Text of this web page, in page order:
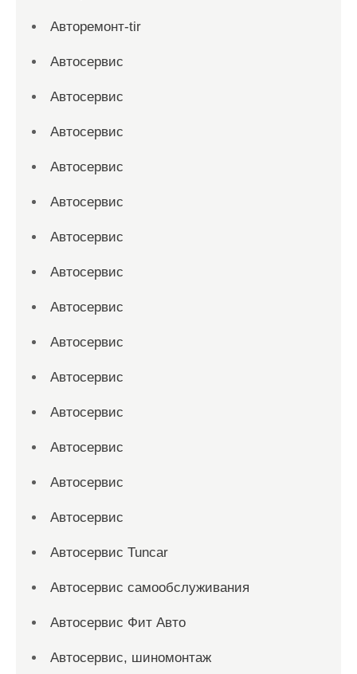
Авторемонт-tir
Автосервис
Автосервис
Автосервис
Автосервис
Автосервис
Автосервис
Автосервис
Автосервис
Автосервис
Автосервис
Автосервис
Автосервис
Автосервис
Автосервис
Автосервис Tuncar
Автосервис самообслуживания
Автосервис Фит Авто
Автосервис, шиномонтаж